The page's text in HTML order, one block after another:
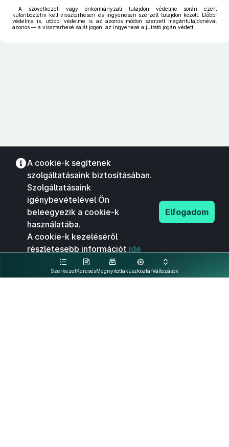
A szövetkezeti vagy önkormányzati tulajdon védelme során ezért
különböztetni kell visszterhesen és ingyenesen szerzett tulajdon között. Előbbi
védelme is, utóbbi védelme is az azonos módon szerzett magántulajdonéval
azonos — a visszterhesé saját jogon, az ingyenesé a juttató jogán védett.
SzerkezetKeresésMegnyitottakEszköztárVáltozások
A cookie-k segítenek
szolgáltatásaink biztosításában.
Szolgáltatásaink
igénybevételével Ön
beleegyezik a cookie-k
használatába.
A cookie-k kezeléséről
részletesebb információt ide
kattintva olvashat.
Elfogadom